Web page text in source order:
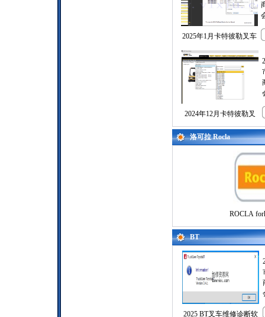
2025年1月卡特彼勒叉车
2024年12月卡特彼勒叉
洛可拉 Rocla
ROCLA
BT
2025 BT叉车维修诊断软